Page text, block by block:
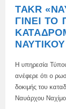
TAKR
ΓΊΝΕΙ ΤΟ
ΝΑΥΤΙΚΟΎ
Η υπηρεσία
ανέφερε ότι ο
δοκιμής του
Ναυάρχου